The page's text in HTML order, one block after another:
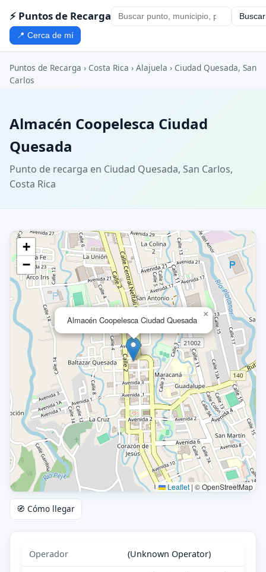
⚡ Puntos de Recarga Buscar
📍 Cerca de mí
Puntos de Recarga › Costa Rica › Alajuela › Ciudad Quesada, San
Carlos
Almacén Coopelesca Ciudad
Quesada
Punto de recarga en Ciudad Quesada, San Carlos,
Costa Rica
Almacén Coopelesca Ciudad Quesada
×
+
−
Leaflet | © OpenStreetMap
🧭 Cómo llegar
Operador (Unknown Operator)